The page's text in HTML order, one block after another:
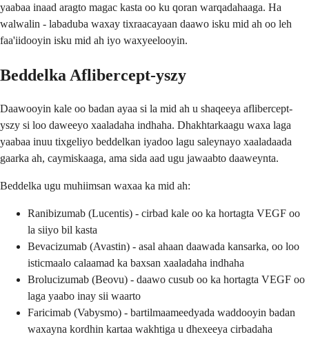
yaabaa inaad aragto magac kasta oo ku qoran warqadahaaga. Ha
walwalin - labaduba waxay tixraacayaan daawo isku mid ah oo leh
faa'iidooyin isku mid ah iyo waxyeelooyin.
Beddelka Aflibercept-yszy
Daawooyin kale oo badan ayaa si la mid ah u shaqeeya aflibercept-
yszy si loo daweeyo xaaladaha indhaha. Dhakhtarkaagu waxa laga
yaabaa inuu tixgeliyo beddelkan iyadoo lagu saleynayo xaaladaada
gaarka ah, caymiskaaga, ama sida aad ugu jawaabto daaweynta.
Beddelka ugu muhiimsan waxaa ka mid ah:
Ranibizumab (Lucentis) - cirbad kale oo ka hortagta VEGF oo
la siiyo bil kasta
Bevacizumab (Avastin) - asal ahaan daawada kansarka, oo loo
isticmaalo calaamad ka baxsan xaaladaha indhaha
Brolucizumab (Beovu) - daawo cusub oo ka hortagta VEGF oo
laga yaabo inay sii waarto
Faricimab (Vabysmo) - bartilmaameedyada waddooyin badan
waxayna kordhin kartaa wakhtiga u dhexeeya cirbadaha